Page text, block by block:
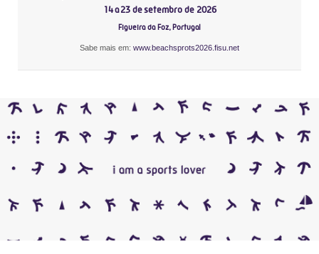
14 a 23 de setembro de 2026
Figueira da Foz, Portugal
Sabe mais em: www.beachsprots2026.fisu.net